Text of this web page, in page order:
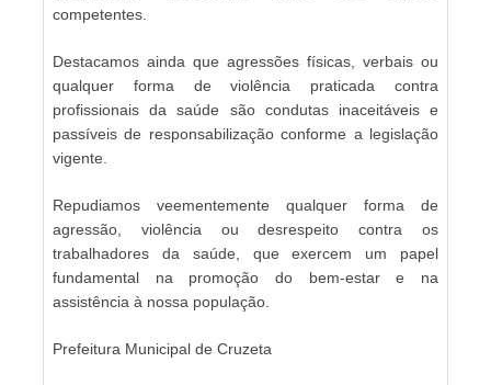
competentes.
Destacamos ainda que agressões físicas, verbais ou
qualquer forma de violência praticada contra
profissionais da saúde são condutas inaceitáveis e
passíveis de responsabilização conforme a legislação
vigente.
Repudiamos veementemente qualquer forma de
agressão, violência ou desrespeito contra os
trabalhadores da saúde, que exercem um papel
fundamental na promoção do bem-estar e na
assistência à nossa população.
Prefeitura Municipal de Cruzeta